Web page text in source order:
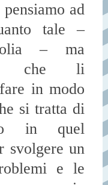
ad
tale –
– ma
che li
in modo
si tratta di
in quel
svolgere un
e le